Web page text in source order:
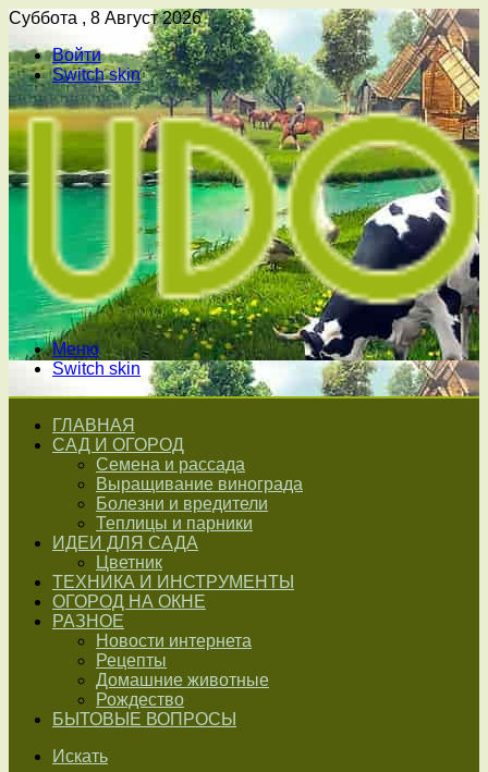
Суббота , 8 Август 2026
Войти
Switch skin
Меню
Switch skin
ГЛАВНАЯ
САД И ОГОРОД
Семена и рассада
Выращивание винограда
Болезни и вредители
Теплицы и парники
ИДЕИ ДЛЯ САДА
Цветник
ТЕХНИКА И ИНСТРУМЕНТЫ
ОГОРОД НА ОКНЕ
РАЗНОЕ
Новости интернета
Рецепты
Домашние животные
Рождество
БЫТОВЫЕ ВОПРОСЫ
Искать